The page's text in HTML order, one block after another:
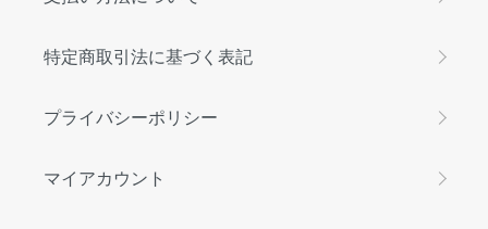
特定商取引法に基づく表記
プライバシーポリシー
マイアカウント